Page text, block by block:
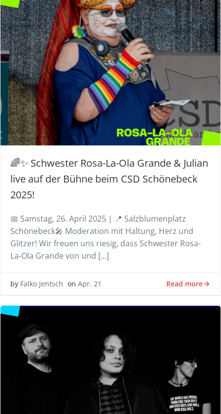
🌈✨ Schwester Rosa-La-Ola Grande & Julian
live auf der Bühne beim CSD Schönebeck
2025!
📅 Samstag, 26. April 2025 | 📍 Salzblumenplatz
Schönebeck🎤 Moderation mit Haltung, Herz und
Glitzer! Wir freuen uns riesig, dass Schwester Rosa-
La-Ola Grande von und […]
by Falko Jentsch on Apr. 21 Read more